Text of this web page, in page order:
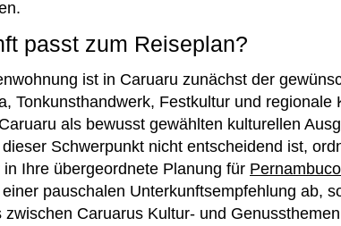
passt zum Reiseplan?
ist in Caruaru zunächst der
Tonkunsthandwerk, Festkultur und regionale
als bewusst gewählten kulturellen
Schwerpunkt nicht entscheidend ist,
Ihre übergeordnete Planung für Pernambuco
pauschalen Unterkunftsempfehlung ab,
Caruarus Kultur- und